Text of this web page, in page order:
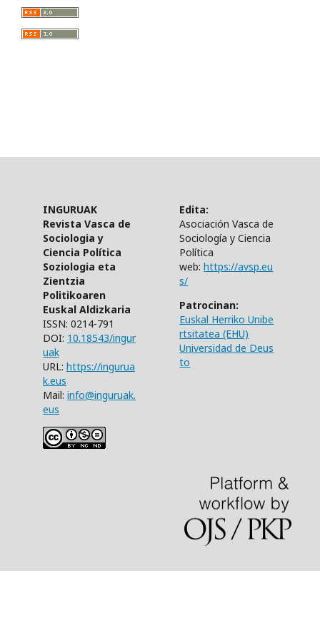
INGURUAK
Revista Vasca de
Sociologia y
Ciencia Política
Soziologia eta
Zientzia
Politikoaren
Euskal Aldizkaria
ISSN: 0214-791
DOI: 10.18543/ingur
uak
URL: https://ingurua
k.eus
Mail: info@inguruak.
eus
Edita:
Asociación Vasca de
Sociología y Ciencia
Política
web:https://avsp.eu
s/
Patrocinan:
Euskal Herriko Unibe
rtsitatea (EHU)
Universidad de Deus
to